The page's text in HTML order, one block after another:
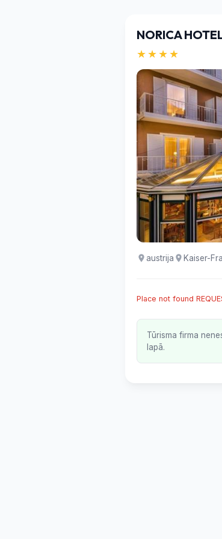
NORICA
★★★★
austrija Kaiser-
Place not found
Tūrisma firma
lapā.